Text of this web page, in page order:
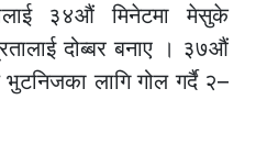
३४औं मिनेटमा मेसुके
दोब्बर बनाए । ३७औं
लागि गोल गर्दै २–